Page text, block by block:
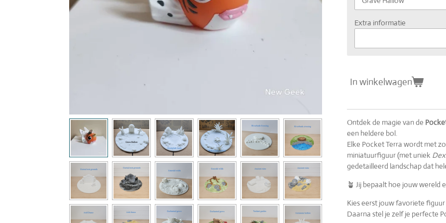
Extra informatie
In winkelwagen
Ontdek de magie van de
een heldere bol.
Elke Pocket Terra wordt met
miniatuurfiguur (met uniek
gedetailleerd landschap dat
🪴 Jij bepaalt hoe jouw wereld
Kies eerst jouw favoriete
Daarna stel je zelf je perfecte